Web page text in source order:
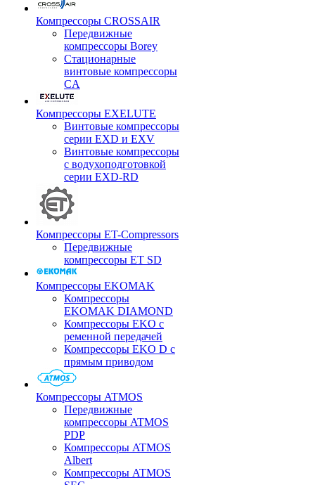
Компрессоры CROSSAIR
Передвижные
компрессоры Borey
Стационарные
винтовые компрессоры
CA
Компрессоры EXELUTE
Винтовые компрессоры
серии EXD и EXV
Винтовые компрессоры
с водухоподготовкой
серии EXD-RD
Компрессоры ET-Compressors
Передвижные
компрессоры ET SD
Компрессоры EKOMAK
Компрессоры
EKOMAK DIAMOND
Компрессоры EKO c
ременной передачей
Компрессоры EKO D с
прямым приводом
Компрессоры ATMOS
Передвижные
компрессоры ATMOS
PDP
Компрессоры ATMOS
Albert
Компрессоры ATMOS